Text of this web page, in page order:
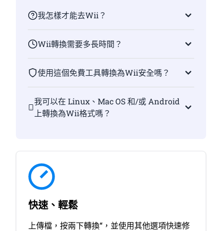
我怎樣才能去Wii？
Wii轉換需要多長時間？
使用這個免費工具轉換為Wii安全嗎？
我可以在 Linux、Mac OS 和/或 Android
上轉換為Wii格式嗎？
快速、輕鬆
上傳檔，按兩下轉換“，並使用其他選項快速修